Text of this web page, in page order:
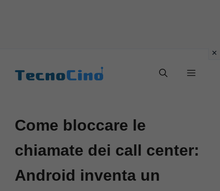
Menu
Come bloccare le
chiamate dei call center:
Android inventa un